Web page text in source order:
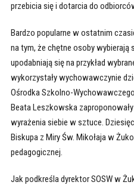
przebicia się i dotarcia do
Bardzo popularne w ostatnim
na tym, że chętne osoby wybierają
upodabniają się na przykład
wykorzystały wychowawczynie
Ośrodka Szkolno-
Beata Leszkowska
wyrażenia siebie w sztuce.
Biskupa z Miry Św. Mikołaja w
pedagogicznej.
Jak podkreśla dyrektor SOSW w